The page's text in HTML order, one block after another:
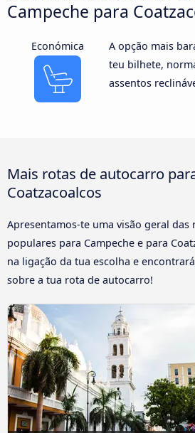
Campeche para
Económica
A opção mais
teu bilhete,
assentos
Mais rotas de autocarro
Coatzacoalcos
Apresentamos-te uma visão geral
populares para Campeche e para
na ligação da tua escolha e
sobre a tua rota de autocarro!